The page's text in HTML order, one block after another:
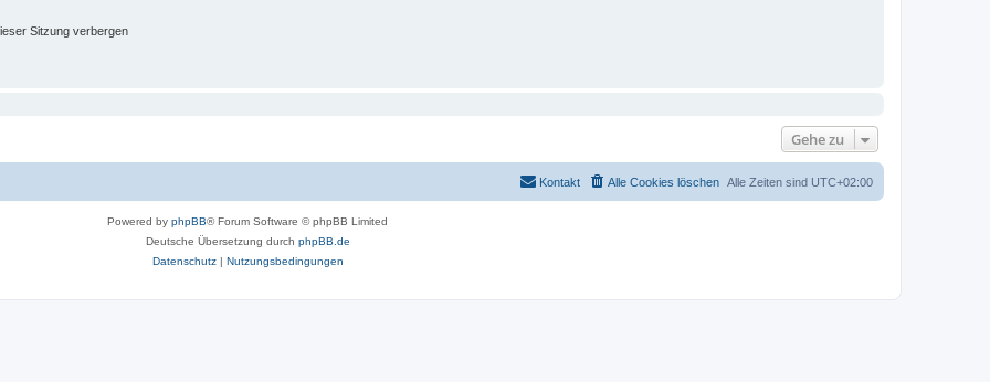
Sitzung verbergen
Gehe zu
Alle Zeiten sind UTC+02:00
Alle Cookies löschen
Kontakt
Powered by phpBB® Forum Software © phpBB Limited
Deutsche Übersetzung durch phpBB.de
Datenschutz| Nutzungsbedingungen